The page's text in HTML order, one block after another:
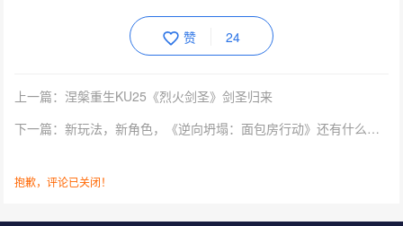
赞 24
上一篇：涅槃重生KU25《烈火剑圣》剑圣归来
下一篇：新玩法，新角色，《逆向坍塌：面包房行动》还有什么新内容？
抱歉，评论已关闭！